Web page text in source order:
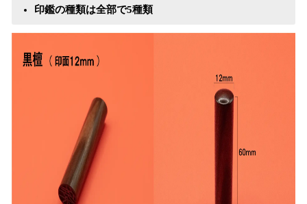
印鑑の種類は全部で5種類